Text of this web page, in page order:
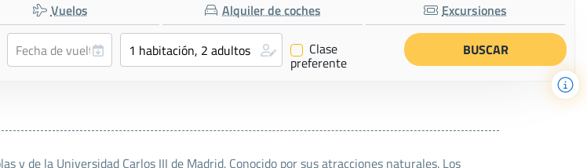
Vuelos Alquiler de coches Excursiones
✔ Clase
preferente
y de la Universidad Carlos III de Madrid. Conocido por sus atracciones naturales. Los